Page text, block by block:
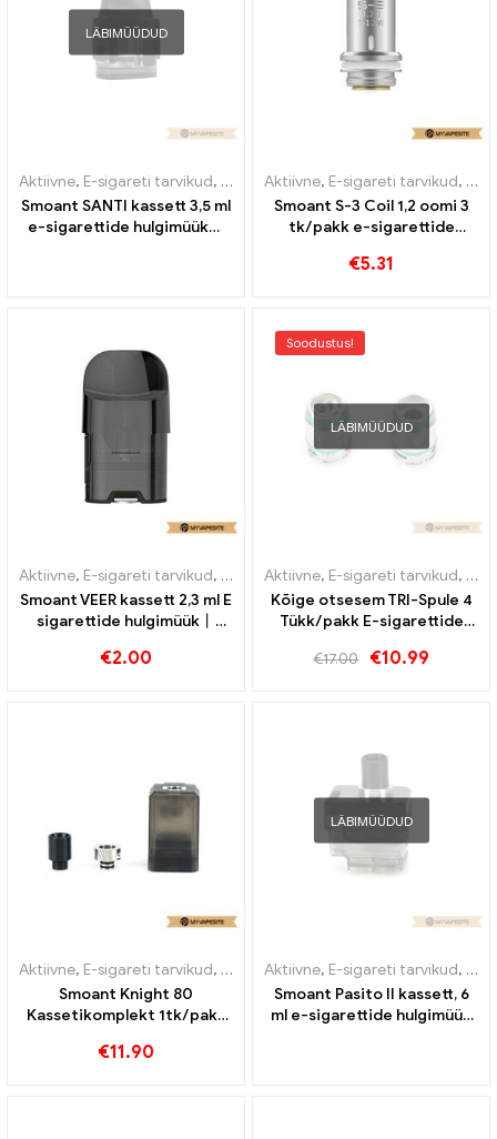
LÄBIMÜÜDUD
Aktiivne, E-sigareti tarvikud, Aurusti
Smoant SANTI kassett 3,5 ml
e-sigarettide hulgimüük丨
Aktiivne, E-sigareti tarvikud,
Smoant S-3 Coil 1,2 oomi 3
tk/pakk e-sigarettide
€5.31
Aktiivne, E-sigareti tarvikud, Aurusti
Smoant VEER kassett 2,3 ml E
sigarettide hulgimüük丨
€2.00
Soodustus!
LÄBIMÜÜDUD
Aktiivne, E-sigareti tarvikud,
Kõige otsesem TRI-Spule 4
Tükk/pakk E-sigarettide
€17.00 €10.99
Aktiivne, E-sigareti tarvikud, Aurusti
Smoant Knight 80
Kassetikomplekt 1tk/pakk
Kohandatud
€11.90
LÄBIMÜÜDUD
Aktiivne, E-sigareti tarvikud,
Smoant Pasito II kassett, 6
ml e-sigarettide hulgimüük